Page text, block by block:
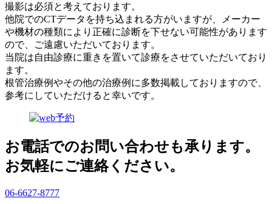
撮影は必須と考えております。
他院でのCTデータを持ち込まれる方がいますが、メーカー
や機材の種類により正確に診断を下せない可能性があります
ので、ご遠慮いただいております。
当院は自由診療に重きを置いて診療をさせていただいており
ます。
根管治療例やその他の治療例に多数掲載しておりますので、
参考にしていただけると幸いです。
お電話でのお問い合わせも承ります。
お気軽にご連絡ください。
06-6627-8777